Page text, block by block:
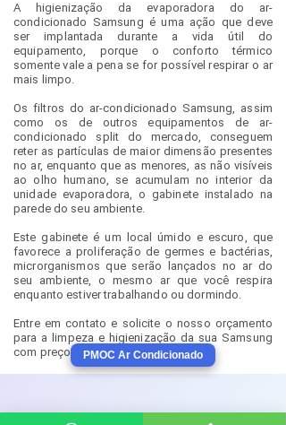
A higienização da evaporadora do ar-
condicionado Samsung é uma ação que deve
ser implantada durante a vida útil do
equipamento, porque o conforto térmico
somente vale a pena se for possível respirar o ar
mais limpo.
Os filtros do ar-condicionado Samsung, assim
como os de outros equipamentos de ar-
condicionado split do mercado, conseguem
reter as partículas de maior dimensão presentes
no ar, enquanto que as menores, as não visíveis
ao olho humano, se acumulam no interior da
unidade evaporadora, o gabinete instalado na
parede do seu ambiente.
Este gabinete é um local úmido e escuro, que
favorece a proliferação de germes e bactérias,
microrganismos que serão lançados no ar do
seu ambiente, o mesmo ar que você respira
enquanto estiver trabalhando ou dormindo.
Entre em contato e solicite o nosso orçamento
para a limpeza e higienização da sua Samsung
com preço em promoção.
PMOC Ar Condicionado